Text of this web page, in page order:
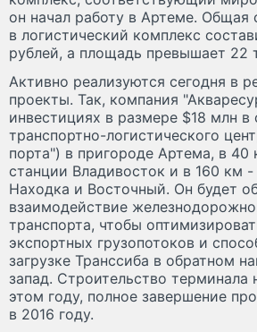
он начал работу в Артеме. Общая
в логистический комплекс
рублей, а площадь превышает 22
Активно реализуются сегодня в
проекты. Так, компания
инвестициях в размере $18 млн в
транспортно-логистического
порта") в пригороде Артема, в 40
станции Владивосток и в 160 км -
Находка и Восточный. Он будет
взаимодействие
транспорта, чтобы
экспортных грузопотоков и
загрузке Транссиба в обратном
запад. Строительство терминала
этом году, полное завершение
в 2016 году.